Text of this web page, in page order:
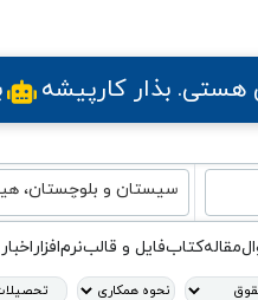
هستی. بذار کارپیشه
سیستان و بلوچستان،
مقالهکتابفایل و قالبنرم‌افزار